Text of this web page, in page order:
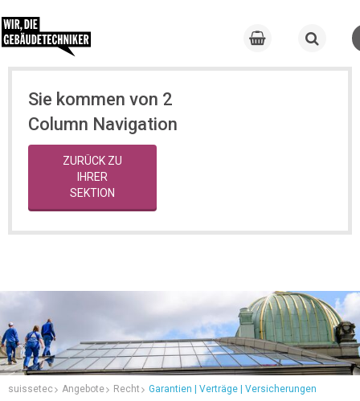
Sie kommen von 2
Column Navigation
ZURÜCK ZU
IHRER
SEKTION
suissetec Angebote Recht Garantien | Verträge | Versicherungen